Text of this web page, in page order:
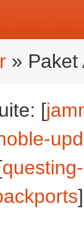
» Paket
[